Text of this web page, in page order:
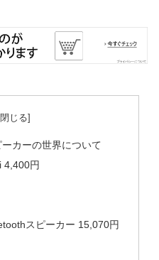
カーの世界について
円
スピーカー 15,070円